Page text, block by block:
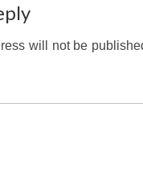
will not be